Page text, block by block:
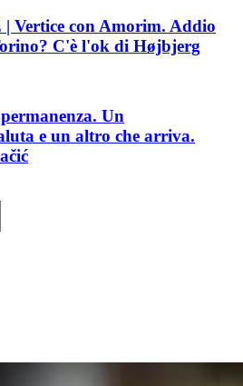
Vertice con Amorim. Addio
C'è l'ok di Højbjerg
Un
e un altro che arriva.